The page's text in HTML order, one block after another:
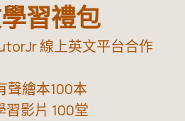
習禮包
線上英文平台合作
聲繪本100本
習影片 100堂